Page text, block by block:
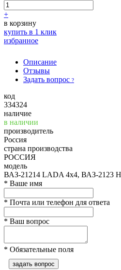
+
в корзину
купить в 1 клик
избранное
Описание
Отзывы
Задать вопрос ?
код
334324
наличие
в наличии
производитель
Россия
страна производства
РОССИЯ
модель
ВАЗ-21214 LADA 4х4, ВАЗ-
* Ваше имя
* Почта или телефон для ответа
* Ваш вопрос
* Обязательные поля
задать вопрос